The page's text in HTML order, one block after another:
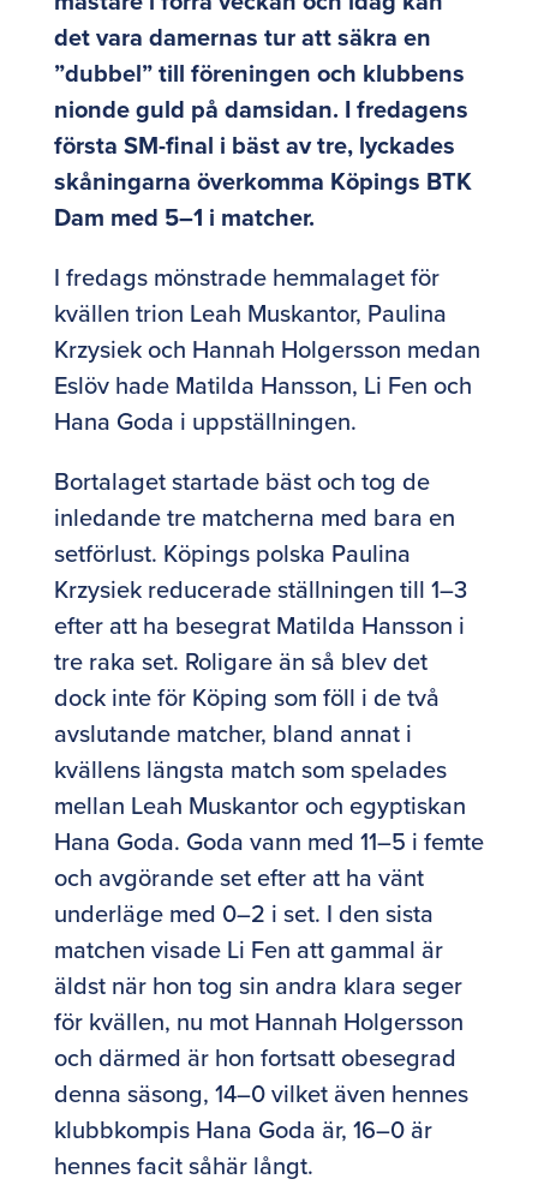
det vara damernas tur att säkra en
”dubbel” till föreningen och klubbens
nionde guld på damsidan. I fredagens
första SM-final i bäst av tre, lyckades
skåningarna överkomma Köpings BTK
Dam med 5–1 i matcher.
I fredags mönstrade hemmalaget för
kvällen trion Leah Muskantor, Paulina
Krzysiek och Hannah Holgersson medan
Eslöv hade Matilda Hansson, Li Fen och
Hana Goda i uppställningen.
Bortalaget startade bäst och tog de
inledande tre matcherna med bara en
setförlust. Köpings polska Paulina
Krzysiek reducerade ställningen till 1–3
efter att ha besegrat Matilda Hansson i
tre raka set. Roligare än så blev det
dock inte för Köping som föll i de två
avslutande matcher, bland annat i
kvällens längsta match som spelades
mellan Leah Muskantor och egyptiskan
Hana Goda. Goda vann med 11–5 i femte
och avgörande set efter att ha vänt
underläge med 0–2 i set. I den sista
matchen visade Li Fen att gammal är
äldst när hon tog sin andra klara seger
för kvällen, nu mot Hannah Holgersson
och därmed är hon fortsatt obesegrad
denna säsong, 14–0 vilket även hennes
klubbkompis Hana Goda är, 16–0 är
hennes facit såhär långt.